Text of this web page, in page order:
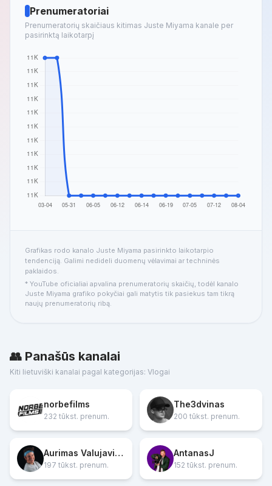
Prenumeratoriai
Prenumeratorių skaičiaus kitimas Juste Miyama kanale per
pasirinktą laikotarpį
Grafikas rodo kanalo Juste Miyama pasirinkto laikotarpio
tendenciją. Galimi nedideli duomenų vėlavimai ar techninės
paklaidos.
* YouTube oficialiai apvalina prenumeratorių skaičių, todėl kanalo
Juste Miyama grafiko pokyčiai gali matytis tik pasiekus tam tikrą
naujų prenumeratorių ribą.
👥 Panašūs kanalai
Kiti lietuviški kanalai pagal kategorijas: Vlogai
norbefilms
232 tūkst. prenum.
The3dvinas
200 tūkst. prenum.
Aurimas Valujavičius
197 tūkst. prenum.
AntanasJ
152 tūkst. prenum.